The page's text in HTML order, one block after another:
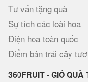
Tư vấn tặng quà
Sự tích các loài hoa
Điện hoa toàn quốc
Điểm bán trái cây tươi
360FRUIT - GIỎ QUÀ